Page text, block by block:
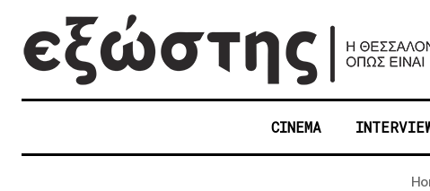
CINEMA